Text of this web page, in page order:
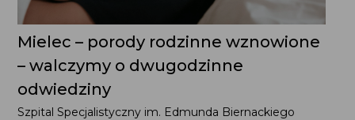
Mielec – porody rodzinne wznowione
– walczymy o dwugodzinne
odwiedziny
Szpital Specjalistyczny im. Edmunda Biernackiego